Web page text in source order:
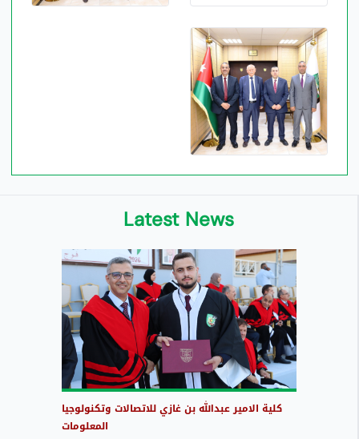
Latest News
كلية الامير عبدالله بن غازي للاتصالات وتكنولوجيا
المعلومات